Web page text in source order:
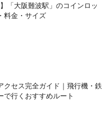
「大阪難波駅」のコインロッ
料金・サイズ
クセス完全ガイド｜飛行機・鉄
で行くおすすめルート